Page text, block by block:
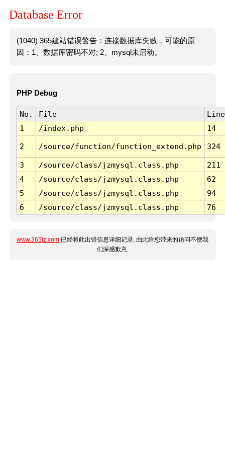
Database Error
(1040) 365建站错误警告：连接数据库失败，可能的原
因：1、数据库密码不对; 2、mysql未启动。
PHP Debug
No. File
Line
1
/index.php 14
2 /source/function/function_extend.php 324
3 /source/class/jzmysql.class.php
211
4
/source/class/jzmysql.class.php
62
5
/source/class/jzmysql.class.php
94
6
/source/class/jzmysql.class.php 76
www.365jz.com 已经将此出错信息详细记录, 由此给您带来的访问不便我
们深感歉意.